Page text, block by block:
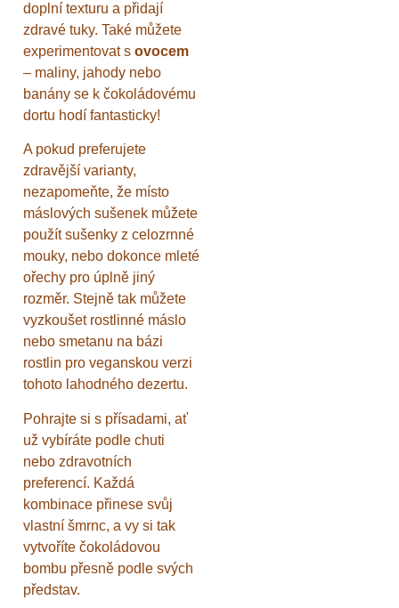
doplní texturu a přidají
zdravé tuky. Také můžete
experimentovat s ovocem
– maliny, jahody nebo
banány se k čokoládovému
dortu hodí fantasticky!
A pokud preferujete
zdravější varianty,
nezapomeňte, že místo
máslových sušenek můžete
použít sušenky z celozrnné
mouky, nebo dokonce mleté
ořechy pro úplně jiný
rozměr. Stejně tak můžete
vyzkoušet rostlinné máslo
nebo smetanu na bázi
rostlin pro veganskou verzi
tohoto lahodného dezertu.
Pohrajte si s přísadami, ať
už vybíráte podle chuti
nebo zdravotních
preferencí. Každá
kombinace přinese svůj
vlastní šmrnc, a vy si tak
vytvoříte čokoládovou
bombu přesně podle svých
představ.